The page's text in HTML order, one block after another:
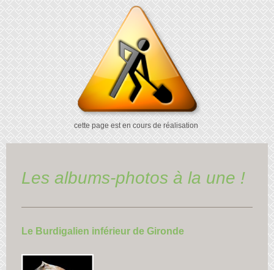
cette page est en cours de réalisation
Les albums-photos à la une !
Le Burdigalien inférieur de Gironde